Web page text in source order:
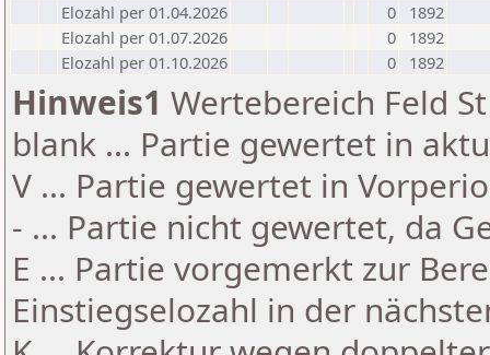
Elozahl per 01.04.2026
0
1892
Elozahl per 01.07.2026
0
1892
Elozahl per 01.10.2026
0 1892
Hinweis1 Wertebereich Feld
blank ... Partie gewertet in
V ... Partie gewertet in
- ... Partie nicht gewertet, da
E ... Partie vorgemerkt zur
Einstiegselozahl in der